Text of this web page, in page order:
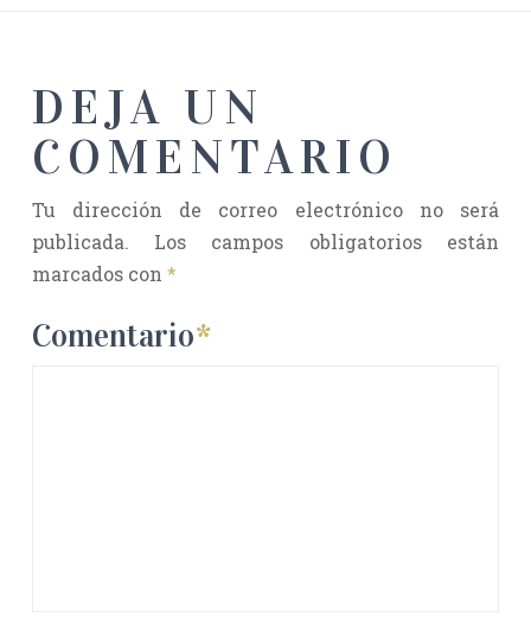
DEJA UN
COMENTARIO
Tu dirección de correo electrónico no será
publicada.
Los campos obligatorios están
marcados con *
Comentario*